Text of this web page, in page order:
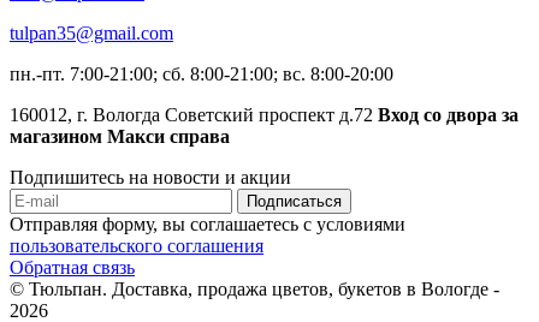
tulpan35@gmail.com
пн.-пт. 7:00-21:00; сб. 8:00-21:00; вс. 8:00-20:00
160012, г. Вологда Советский проспект д.72 Вход со двора за
магазином Макси справа
Подпишитесь на новости и акции
Отправляя форму, вы соглашаетесь с условиями
пользовательского соглашения
Обратная связь
© Тюльпан. Доставка, продажа цветов, букетов в Вологде -
2026